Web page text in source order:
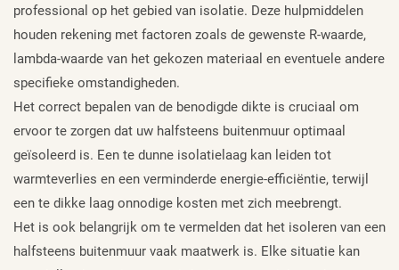
professional op het gebied van isolatie. Deze hulpmiddelen
houden rekening met factoren zoals de gewenste R-waarde,
lambda-waarde van het gekozen materiaal en eventuele andere
specifieke omstandigheden.
Het correct bepalen van de benodigde dikte is cruciaal om
ervoor te zorgen dat uw halfsteens buitenmuur optimaal
geïsoleerd is. Een te dunne isolatielaag kan leiden tot
warmteverlies en een verminderde energie-efficiëntie, terwijl
een te dikke laag onnodige kosten met zich meebrengt.
Het is ook belangrijk om te vermelden dat het isoleren van een
halfsteens buitenmuur vaak maatwerk is. Elke situatie kan